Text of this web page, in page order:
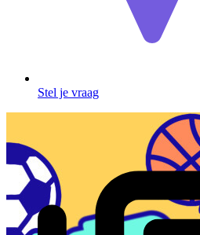
Stel je vraag